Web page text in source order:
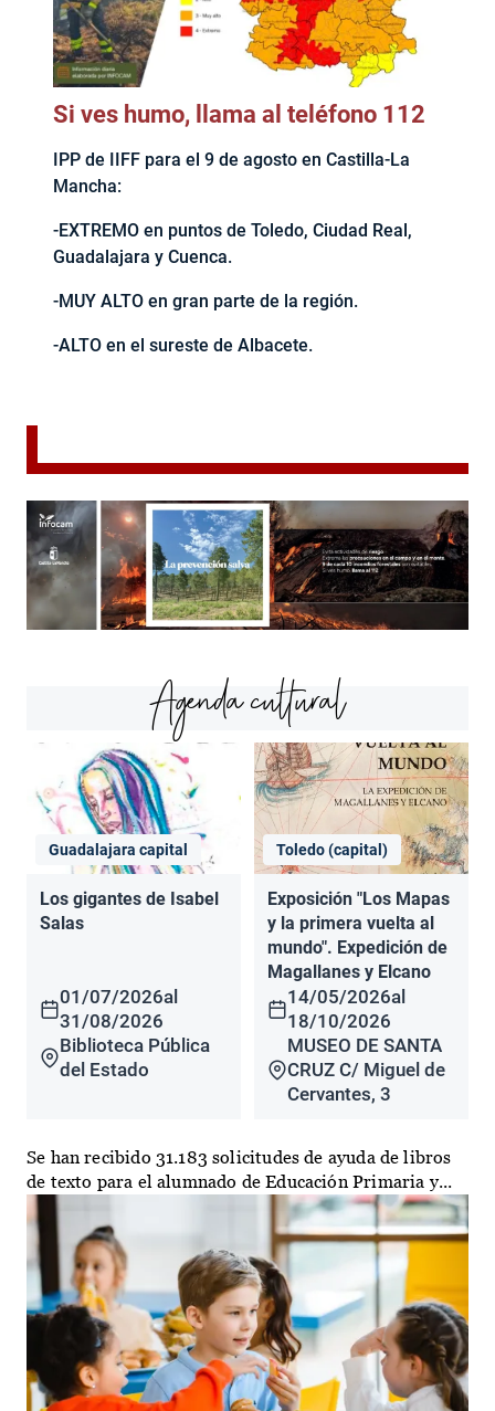
Si ves humo, llama al teléfono 112
IPP de IIFF para el 9 de agosto en Castilla-La
Mancha:
-EXTREMO en puntos de Toledo, Ciudad Real,
Guadalajara y Cuenca.
-MUY ALTO en gran parte de la región.
-ALTO en el sureste de Albacete.
Agenda cultural
Guadalajara capital
Los gigantes de Isabel
Salas
01/07/2026al
31/08/2026
Biblioteca Pública
del Estado
Toledo (capital)
Exposición "Los Mapas
y la primera vuelta al
mundo". Expedición de
Magallanes y Elcano
14/05/2026al
18/10/2026
MUSEO DE SANTA
CRUZ C/ Miguel de
Cervantes, 3
Se han recibido 31.183 solicitudes de ayuda de libros
de texto para el alumnado de Educación Primaria y...